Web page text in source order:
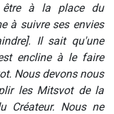
être à la place du
à suivre ses envies
Il sait qu'une
encline à le faire
Nous devons nous
les Mitsvot de la
Créateur. Nous ne